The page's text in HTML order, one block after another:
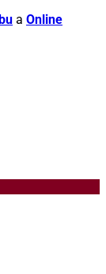
a Online